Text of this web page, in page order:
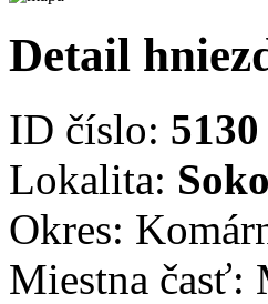
Detail
ID číslo: 5130
Lokalita:
Okres:
Miestna časť: